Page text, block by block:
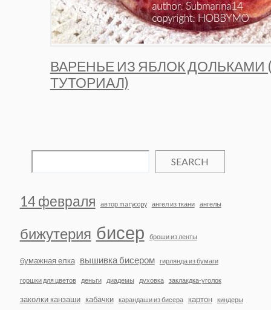
ВАРЕНЬЕ ИЗ ЯБЛОК ДОЛЬКАМИ
ТУТОРИАЛ)
SEARCH
14 февраля автор marycopy ангел из ткани ангелы
бижутерия бисер броши из ленты
бумажная елка вышивка бисером гирлянда из бумаги
горшки для цветов деньги диадемы духовка заклакдка-уголок
заколки канзаши кабачки карандаши из бисера картон киндеры